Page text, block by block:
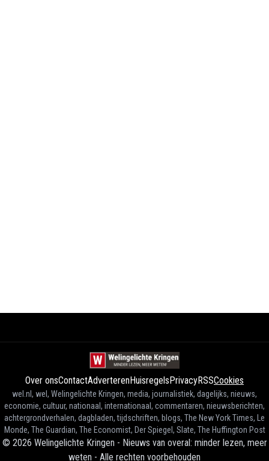
Over onsContactAdverterenHuisregels PrivacyRSSCookies
wel.nl, wel, Welingelichte Kringen, media, journalistiek, dagelijks, nieuws,
economie, cultuur, nationaal, internationaal, commentaren, nieuwsberichten,
achtergrondverhalen, dagbladen, tijdschriften, blogs, The New York Times, Le
Monde, The Guardian, The Economist, Der Spiegel, Slate, The Huffington Post
© 2026 Welingelichte Kringen - Nieuws van overal: minder lezen, meer
weten - Alle rechten voorbehouden